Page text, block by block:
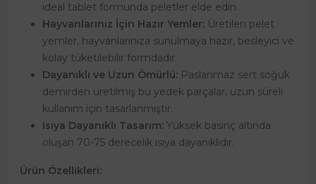
ideal tablet formunda peletler elde edin.
Hayvanlarınız İçin Hazır Yemler: Üretilen pelet
yemler, hayvanlarınıza sunulmaya hazır, besleyici ve
kolay tüketilebilir formdadır.
Dayanıklı ve Uzun Ömürlü: Paslanmaz sert soğuk
demirden üretilmiş bu yedek parçalar, uzun süreli
kullanım için tasarlanmıştır.
Isıya Dayanıklı Tasarım: Yüksek basınç altında
oluşan 70-75 derecelik ısıya dayanıklıdır.
Ürün Özellikleri: